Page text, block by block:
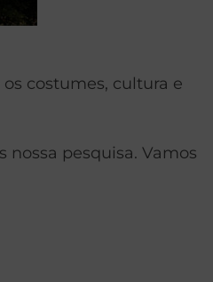
costumes, cultura e
nossa pesquisa. Vamos